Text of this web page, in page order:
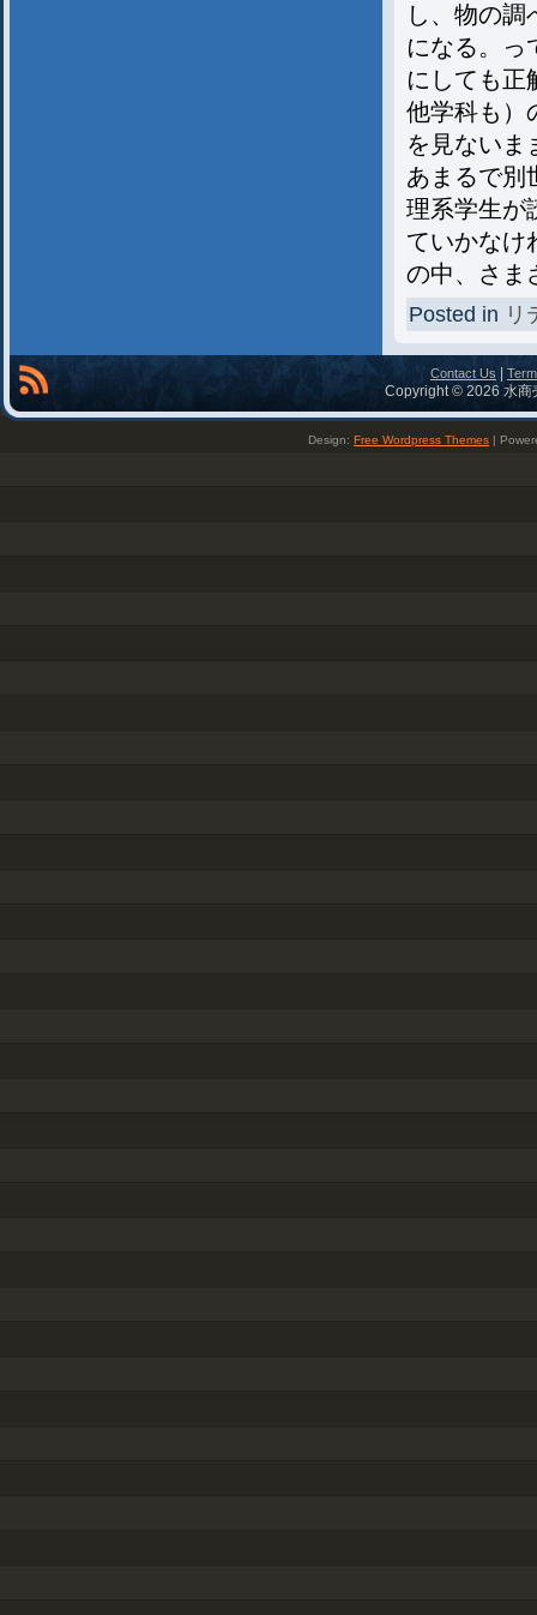
し、物の
になる。っ
にしても正
他学科も）
を見ないま
あまるで別
理系学生が
ていかなけ
の中、さ
Posted in リ
Contact Us
Copyright © 2026 水商
Design: Free Wordpress Themes |